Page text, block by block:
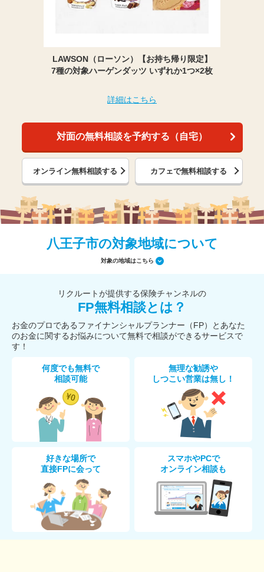
LAWSON（ローソン）【お持ち帰り限定】
7種の対象ハーゲンダッツ いずれか1つ×2枚
詳細はこちら
対面の無料相談を予約する（自宅）
オンライン無料相談する カフェで無料相談する
八王子市の対象地域について
対象の地域はこちら
リクルートが提供する保険チャンネルの
FP無料相談とは？
お金のプロであるファイナンシャルプランナー（FP）とあなた
のお金に関するお悩みについて無料で相談ができるサービスで
す！
何度でも無料で
相談可能
無理な勧誘や
しつこい営業は無し！
好きな場所で
直接FPに会って
スマホやPCで
オンライン相談も